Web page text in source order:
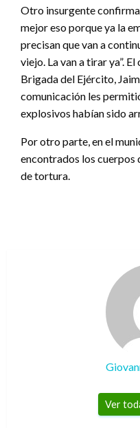
Otro insurgente confirma
mejor eso porque ya la
precisan que van a
viejo. La van a tirar ya”.
Brigada del Ejército,
comunicación les
explosivos habían sido
Por otro parte, en el
encontrados los cuerpos
de tortura.
Ver